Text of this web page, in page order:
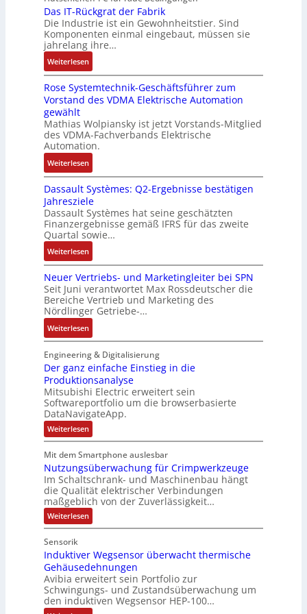
n
t
w
i
c
k
l
u
n
g
e
i
t
s
k
r
ä
f
t
e
d
i
e
r
t
m
M
a
s
c
h
i
n
e
n
-
A
n
l
a
g
e
n
b
a
u
:
P
o
s
i
t
i
v
e
M
o
m
e
n
t
a
f
n
a
h
m
l
o
s
e
M
u
l
t
t
u
r
n
-
K
i
t
E
n
c
d
e
r
r
b
e
s
s
e
r
t
L
a
s
e
r
t
r
i
a
n
g
a
t
o
Das IT-Rückgrat der Fabrik
Die Industrie ist ein Gewohnheitstier. Sind
Komponenten einmal eingebaut, müssen sie
jahrelang ihre…
Weiterlesen:
D
a
s
T
-
R
ü
c
k
g
r
a
t
d
e
r
F
a
b
r
k
Rose Systemtechnik-Geschäftsführer zum
Vorstand des VDMA Elektrische Automation
gewählt
Mathias Wolpiansky ist jetzt Vorstands-Mitglied
des VDMA-Fachverbands Elektrische
Automation.
Weiterlesen:
R
o
s
e
S
y
s
t
e
m
t
e
c
h
n
i
k
-
G
e
s
h
ä
f
t
f
h
r
e
r
z
Dassault Systèmes: Q2-Ergebnisse bestätigen
Jahresziele
Dassault Systèmes hat seine geschätzten
Finanzergebnisse gemäß IFRS für das zweite
Quartal sowie…
Weiterlesen:
D
a
s
s
a
u
l
t
S
y
s
t
è
m
s
:
Q
2
-
E
e
b
n
i
Neuer Vertriebs- und Marketingleiter bei SPN
Seit Juni verantwortet Max Rossdeutscher die
Bereiche Vertrieb und Marketing des
Nördlinger Getriebe-…
Weiterlesen:
N
e
u
e
r
V
e
r
t
r
i
e
b
s
-
d
M
a
r
Engineering & Digitalisierung
Der ganz einfache Einstieg in die
Produktionsanalyse
Mitsubishi Electric erweitert sein
Softwareportfolio um die browserbasierte
DataNavigateApp.
Weiterlesen:
D
r
g
a
n
z
e
i
n
c
h
e
E
i
n
s
Mit dem Smartphone auslesbar
Nutzungsüberwachung für Crimpwerkzeuge
Im Schaltschrank- und Maschinenbau hängt
die Qualität elektrischer Verbindungen
maßgeblich von der Zuverlässigkeit…
Weiterlesen:
N
z
u
n
g
s
ü
b
Sensorik
Induktiver Wegsensor überwacht thermische
Gehäusedehnungen
Avibia erweitert sein Portfolio zur
Schwingungs- und Zustandsüberwachung um
den induktiven Wegsensor HEP-100…